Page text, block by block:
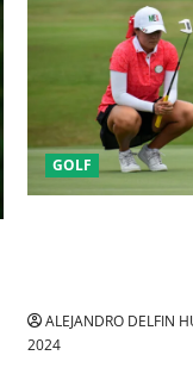
GOLF
ALEJANDRO DELFIN
2024